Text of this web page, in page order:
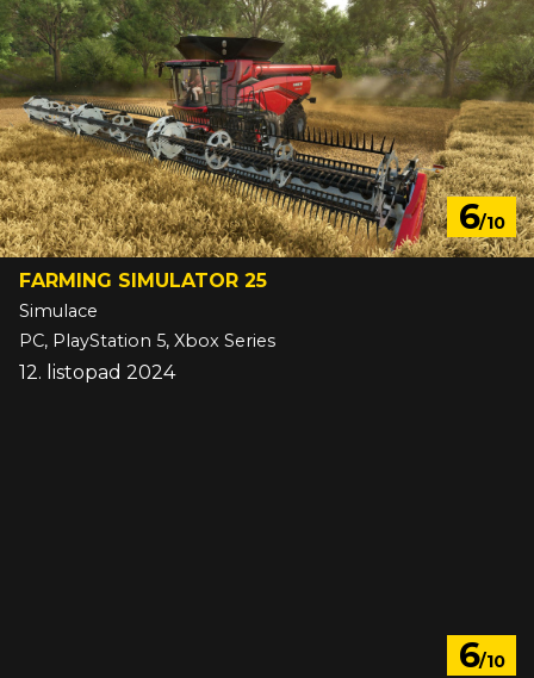
6/10
FARMING SIMULATOR 25
Simulace
PC, PlayStation 5, Xbox Series
12. listopad 2024
6/10